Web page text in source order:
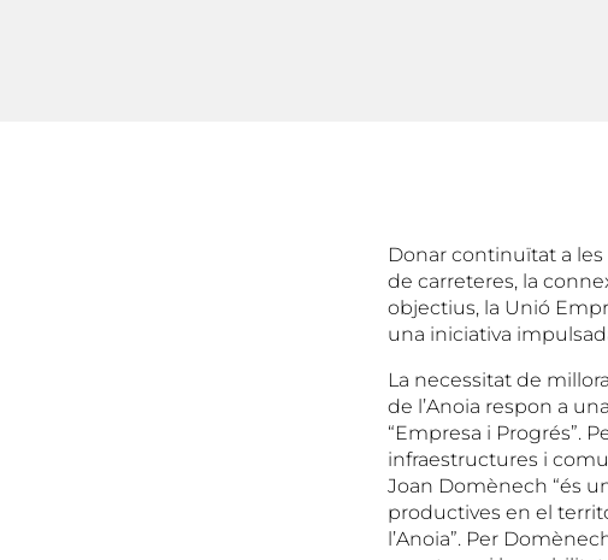
Donar continuïtat a les
de carreteres, la
objectius, la Unió
una iniciativa
La necessitat de
de l’Anoia respon a
“Empresa i Progrés”.
infraestructures i
Joan Domènech “és
productives en el
l’Anoia”. Per